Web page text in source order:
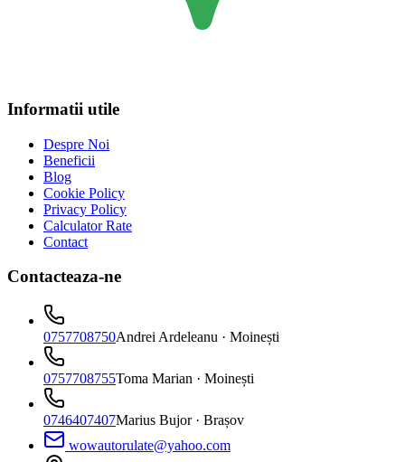
Informatii utile
Despre Noi
Beneficii
Blog
Cookie Policy
Privacy Policy
Calculator Rate
Contact
Contacteaza-ne
0757708750Andrei Ardeleanu · Moinești
0757708755Toma Marian · Moinești
0746407407Marius Bujor · Brașov
wowautorulate@yahoo.com